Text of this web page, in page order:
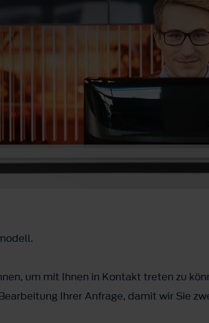
um mit Ihnen in Kontakt treten zu
Ihrer Anfrage, damit wir Sie